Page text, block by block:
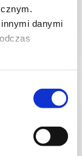
danymi